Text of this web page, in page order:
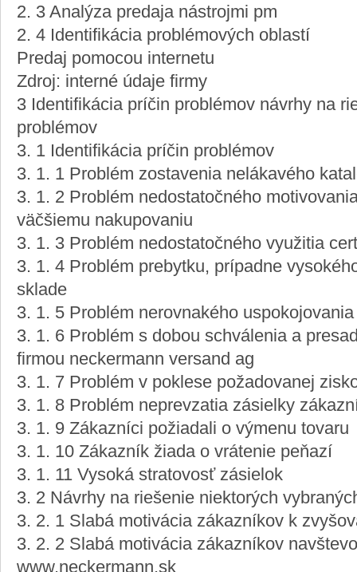
2. 3 Analýza predaja nástrojmi pm
2. 4 Identifikácia problémových oblastí
Predaj pomocou internetu
Zdroj: interné údaje firmy
3 Identifikácia príčin problémov návrhy na
problémov
3. 1 Identifikácia príčin problémov
3. 1. 1 Problém zostavenia nelákavého
3. 1. 2 Problém nedostatočného
väčšiemu nakupovaniu
3. 1. 3 Problém nedostatočného využitia
3. 1. 4 Problém prebytku, prípadne
sklade
3. 1. 5 Problém nerovnakého
3. 1. 6 Problém s dobou schválenia a
firmou neckermann versand ag
3. 1. 7 Problém v poklese požadovanej
3. 1. 8 Problém neprevzatia zásielky
3. 1. 9 Zákazníci požiadali o výmenu tovaru
3. 1. 10 Zákazník žiada o vrátenie peňazí
3. 1. 11 Vysoká stratovosť zásielok
3. 2 Návrhy na riešenie niektorých
3. 2. 1 Slabá motivácia zákazníkov k
3. 2. 2 Slabá motivácia zákazníkov
www.neckermann.sk